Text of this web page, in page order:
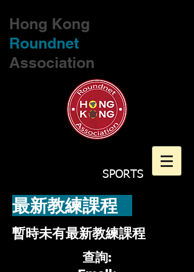
Hong Kong
Roundnet
Association
SPORTS
最新教練課程
暫時未有最新教練課程
查詢: